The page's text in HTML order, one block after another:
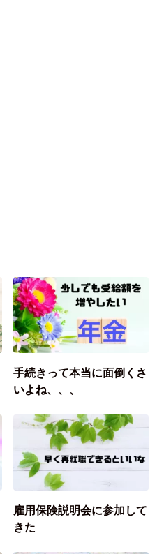
手続きって本当に面倒くさ
いよね、、、
雇用保険説明会に参加して
きた